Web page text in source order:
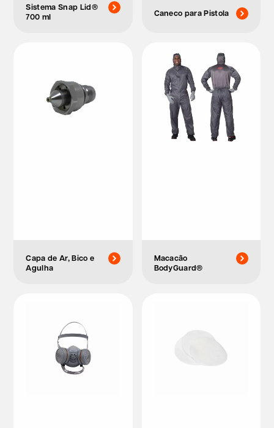
Sistema Snap Lid®
700 ml
Caneco para Pistola
Capa de Ar, Bico e
Agulha
Macacão
BodyGuard®